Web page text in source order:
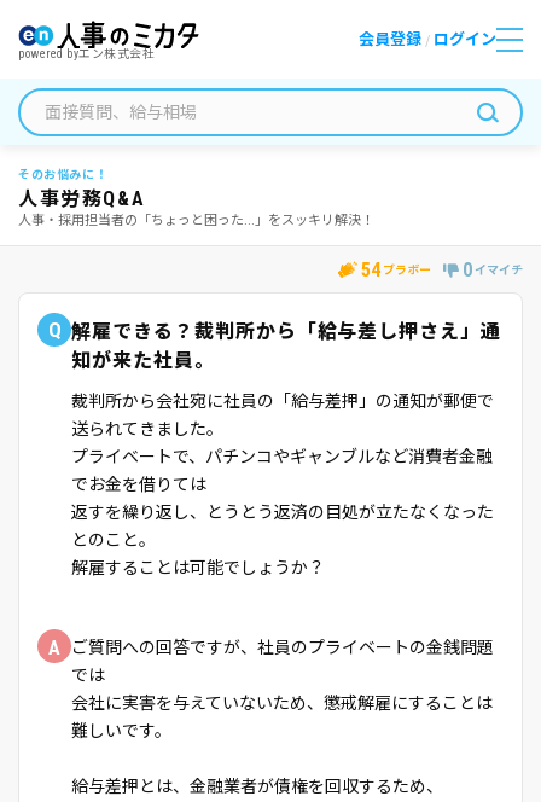
powered byエン株式会社
会員登録 / ログイン
そのお悩みに！
人事労務Q&A
人事・採用担当者の「ちょっと困った...」をスッキリ解決！
54 ブラボー 0 イマイチ
Q 解雇できる？裁判所から「給与差し押さえ」通
知が来た社員。
裁判所から会社宛に社員の「給与差押」の通知が郵便で
送られてきました。
プライベートで、パチンコやギャンブルなど消費者金融
でお金を借りては
返すを繰り返し、とうとう返済の目処が立たなくなった
とのこと。
解雇することは可能でしょうか？
A
ご質問への回答ですが、社員のプライベートの金銭問題
では
会社に実害を与えていないため、懲戒解雇にすることは
難しいです。
給与差押とは、金融業者が債権を回収するため、